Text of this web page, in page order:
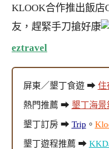
KLOOK合作推出飯店
友，趕緊手刀搶好康
eztravel
屏東／墾丁食遊 ➡ 住
熱門推薦 ➡ 墾丁海
墾丁訂房 ➡ Trip 。
墾丁遊程推薦 ➡